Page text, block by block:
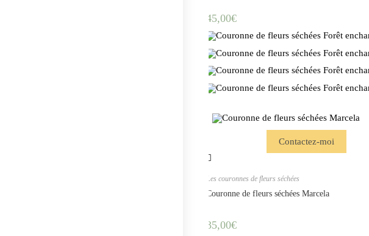
45,00€
Contactez-moi
Les couronnes de fleurs séchées
Couronne de fleurs séchées Marcela
35,00€